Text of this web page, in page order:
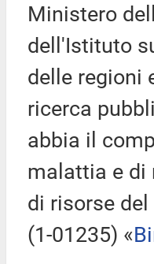
Ministero
dell'Istituto
delle regioni
ricerca
abbia il
malattia e di
di risorse
(1-01235) «